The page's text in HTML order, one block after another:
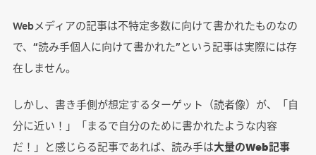
Webメディアの記事は不特定多数に向けて書かれたものなの
で、“読み手個人に向けて書かれた”という記事は実際には存
在しません。
しかし、書き手側が想定するターゲット（読者像）が、「自
分に近い！」「まるで自分のために書かれたような内容
だ！」と感じらる記事であれば、読み手は大量のWeb記事